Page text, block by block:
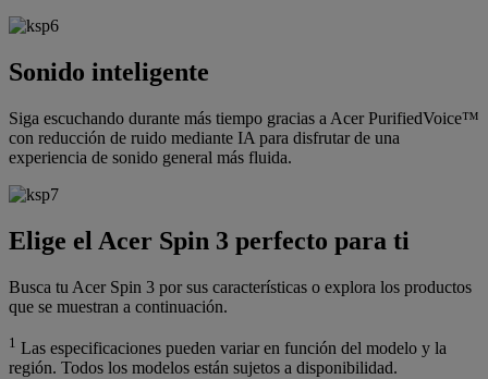
Sonido inteligente
Siga escuchando durante más tiempo gracias a Acer PurifiedVoice™
con reducción de ruido mediante IA para disfrutar de una
experiencia de sonido general más fluida.
Elige el Acer Spin 3 perfecto para ti
Busca tu Acer Spin 3 por sus características o explora los productos
que se muestran a continuación.
1 Las especificaciones pueden variar en función del modelo y la
región. Todos los modelos están sujetos a disponibilidad.